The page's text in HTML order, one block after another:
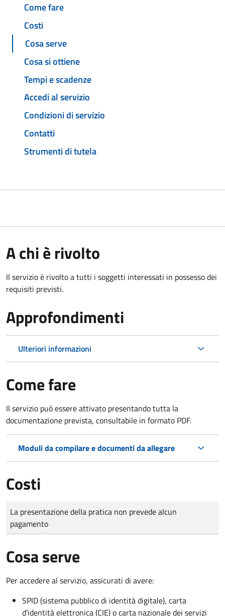
Come fare
Costi
Cosa serve
Cosa si ottiene
Tempi e scadenze
Accedi al servizio
Condizioni di servizio
Contatti
Strumenti di tutela
A chi è rivolto
Il servizio è rivolto a tutti i soggetti interessati in possesso dei
requisiti previsti.
Approfondimenti
Ulteriori informazioni
Come fare
Il servizio può essere attivato presentando tutta la
documentazione prevista, consultabile in formato PDF.
Moduli da compilare e documenti da allegare
Costi
Tipo di pagamento
Importo
La presentazione della pratica non prevede alcun
pagamento
Cosa serve
Per accedere al servizio, assicurati di avere:
SPID (sistema pubblico di identità digitale), carta
d’identità elettronica (CIE) o carta nazionale dei servizi